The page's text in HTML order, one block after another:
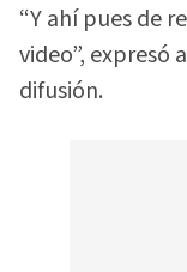
“Y ahí pues de
video”, expresó
difusión.